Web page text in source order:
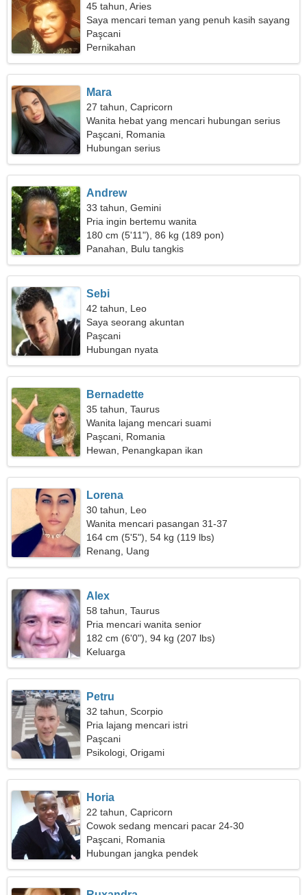
45 tahun, Aries
Saya mencari teman yang penuh kasih sayang
untuk keluarga
Paşcani
Pernikahan
Mara
27 tahun, Capricorn
Wanita hebat yang mencari hubungan serius
Paşcani, Romania
Hubungan serius
Andrew
33 tahun, Gemini
Pria ingin bertemu wanita
180 cm (5'11"), 86 kg (189 pon)
Panahan, Bulu tangkis
Sebi
42 tahun, Leo
Saya seorang akuntan
Paşcani
Hubungan nyata
Bernadette
35 tahun, Taurus
Wanita lajang mencari suami
Paşcani, Romania
Hewan, Penangkapan ikan
Lorena
30 tahun, Leo
Wanita mencari pasangan 31-37
164 cm (5'5"), 54 kg (119 lbs)
Renang, Uang
Alex
58 tahun, Taurus
Pria mencari wanita senior
182 cm (6'0"), 94 kg (207 lbs)
Keluarga
Petru
32 tahun, Scorpio
Pria lajang mencari istri
Paşcani
Psikologi, Origami
Horia
22 tahun, Capricorn
Cowok sedang mencari pacar 24-30
Paşcani, Romania
Hubungan jangka pendek